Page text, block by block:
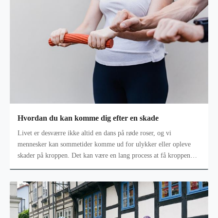
Hvordan du kan komme dig efter en skade
Livet er desværre ikke altid en dans på røde roser, og vi
mennesker kan sommetider komme ud for ulykker eller opleve
skader på kroppen. Det kan være en lang process at få kroppen